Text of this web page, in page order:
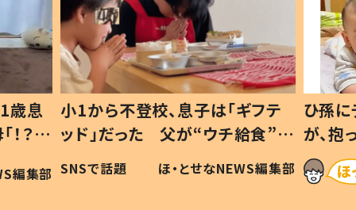
歳息
？」
編集部
小1から不登校、息子は「ギフテ
ッド」だった 父が“ウチ給食”を
作り続ける理由とは #令和の親
#令和の子
SNSで話題 ほ・とせなNEWS編集部
ひ孫
が、
「涙が
い」